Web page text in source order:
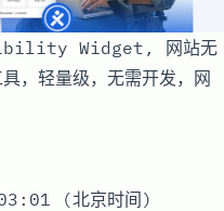
Widget, 网站无
，轻量级，无需开发，网
(北京时间)